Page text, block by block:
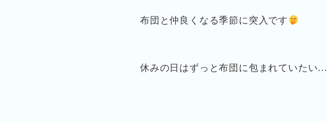
布団と仲良くなる季節に突入です
休みの日はずっと布団に包まれていたい…